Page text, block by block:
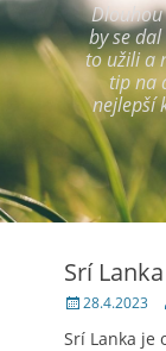
by se
to užili a
tip na
nejlepší
Srí
Posted
28.4.2023
Srí Lanka je